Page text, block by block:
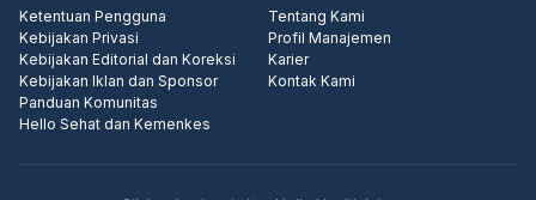
Ketentuan Pengguna
Kebijakan Privasi
Kebijakan Editorial dan Koreksi
Kebijakan Iklan dan Sponsor
Panduan Komunitas
Hello Sehat dan Kemenkes
Tentang Kami
Profil Manajemen
Karier
Kontak Kami